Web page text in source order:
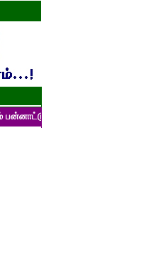
தமிழ் மின்னிதழின்